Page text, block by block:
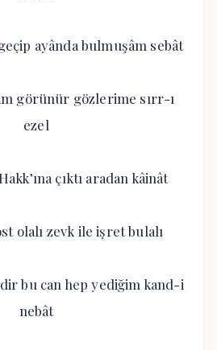
ayânda bulmuşâm sebât
görünür gözlerime sırr-ı
ezel
çıktı aradan kâinât
olalı zevk ile işret bulalı
bu can hep yediğim kand-i
nebât